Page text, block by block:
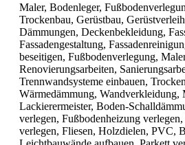
Maler, Bodenleger,
Trockenbau, Gerüstbau,
Dämmungen, Deckenbekleidung,
Fassadengestaltung,
beseitigen, Fußbodenverlegung,
Renovierungsarbeiten,
Trennwandsysteme einbauen,
Wärmedämmung, Wandverkleidung,
Lackierermeister, Boden-
verlegen, Fußbodenheizung
verlegen, Fliesen, Holzdielen, PVC,